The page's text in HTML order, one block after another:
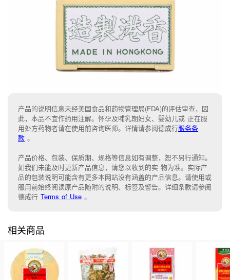
产品的说明信息未经美国食品和药物管理局(FDA)的评估审查，因
此，本品不宜作药用注解。怀孕及哺乳期妇女、婴幼儿或 正在服
用处方药物者请在使用前咨询医师。详情请参阅德成行服务条
款 。
产品价格、包装、保质期、规格等信息如有调整，恕不另行通知。
如我们未能及时更新产品信息， 请您以收到的实 物为准。 实际产
品的包装说明可能含有更多本网站没有涵盖的产品信息。请使用或
服用前始终阅读原产品随附的说明、 标签及警告。 详细条款请参阅
德成行 Terms of Use 。
相关商品